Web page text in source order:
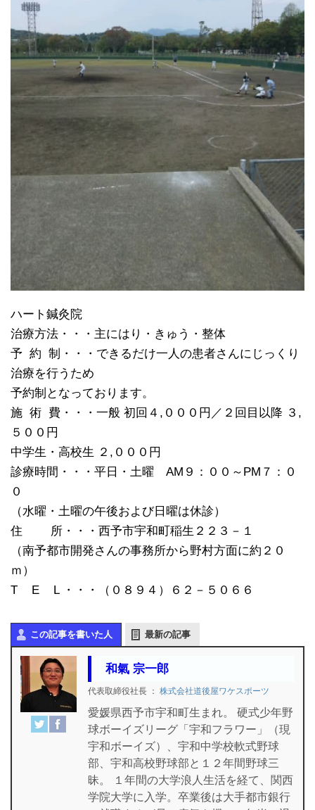
ハート鍼灸院
治療方法・・・主にはり・きゅう・整体
予 約 制・・・できるだけ一人の患者さんにじっくり
治療を行うため
予約制となっております。
施 術 費・・・一般 初回４,０００円／２回目以降 ３,
５００円
中学生・高校生 ２,０００円
診療時間・・・平日・土曜 AM９：００～PM７：０
０
（水曜・土曜の午後および日曜は休診）
住 所・・・西予市宇和町稲生２２３－１
（南予都市開発さんの事務所から野村方面に約２０
ｍ）
T E L ・・・（０８９４）６２－５０６６
この記事を書いた人 最新の記事
和氣 宗一郎
代表取締役社長 ： 株式会社道後屋ワケスポーツ
愛媛県西予市宇和町生まれ。 硬式少年野
球ボーイズリーグ「宇和フラワー」（現
宇和ボーイズ）、宇和中学校軟式野球
部、宇和高校野球部と１２年間野球三
昧。 １年間の大学浪人生活を経て、関西
学院大学に入学。卒業後は大手都市銀行